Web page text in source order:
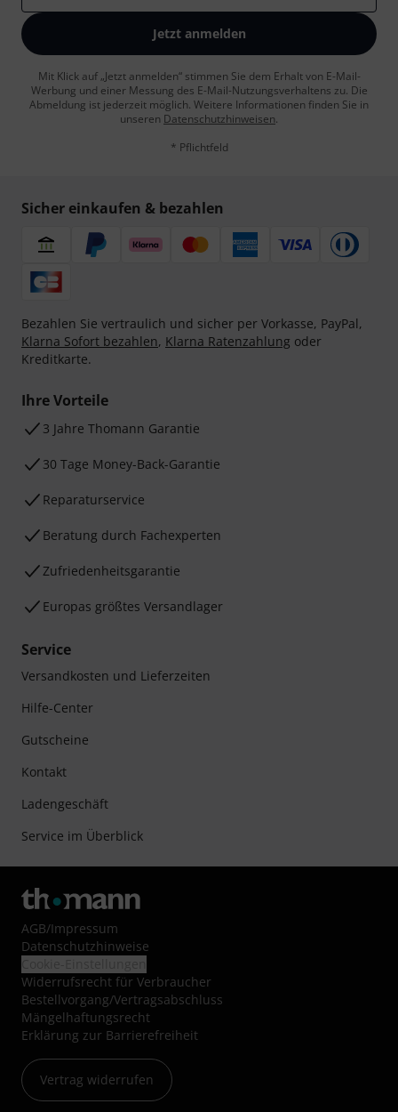
Jetzt anmelden
Mit Klick auf „Jetzt anmelden“ stimmen Sie dem Erhalt von E-Mail-
Werbung und einer Messung des E-Mail-Nutzungsverhaltens zu. Die
Abmeldung ist jederzeit möglich. Weitere Informationen finden Sie in
unseren Datenschutzhinweisen.
* Pflichtfeld
Sicher einkaufen & bezahlen
Bezahlen Sie vertraulich und sicher per Vorkasse, PayPal,
Klarna Sofort bezahlen, Klarna Ratenzahlung oder
Kreditkarte.
Ihre Vorteile
3 Jahre Thomann Garantie
30 Tage Money-Back-Garantie
Reparaturservice
Beratung durch Fachexperten
Zufriedenheitsgarantie
Europas größtes Versandlager
Service
Versandkosten und Lieferzeiten
Hilfe-Center
Gutscheine
Kontakt
Ladengeschäft
Service im Überblick
AGB/Impressum
Datenschutzhinweise
Widerrufsrecht für Verbraucher
Bestellvorgang/Vertragsabschluss
Mängelhaftungsrecht
Erklärung zur Barrierefreiheit
Vertrag widerrufen